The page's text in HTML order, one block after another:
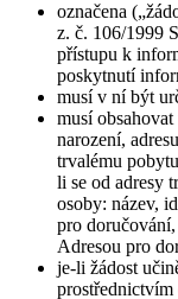
označena
z. č. 106/1999
přístupu k
poskytnutí
musí v ní být
musí
narození,
trvalému
li se od adresy
osoby: název,
pro
Adresou pro
je-li žádost